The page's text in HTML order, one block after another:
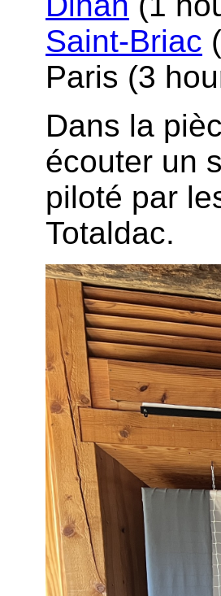
Saint-Briac
Paris (3
Dans la
écouter un
piloté par
Totaldac.